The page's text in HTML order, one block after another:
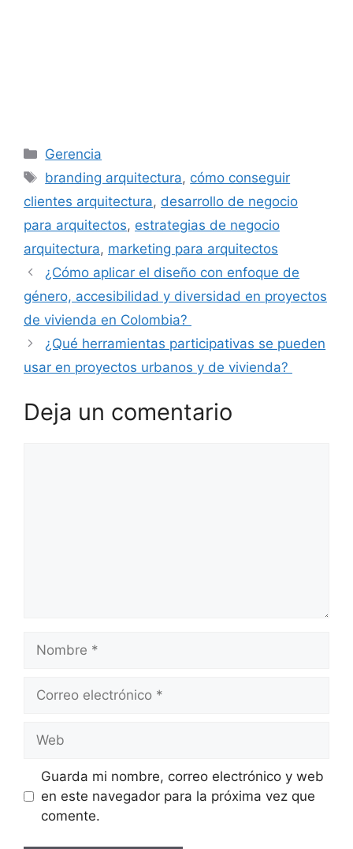
Categorías
Gerencia
Etiquetas
branding arquitectura, cómo conseguir
clientes arquitectura, desarrollo de negocio
para arquitectos, estrategias de negocio
arquitectura, marketing para arquitectos
¿Cómo aplicar el diseño con enfoque de
género, accesibilidad y diversidad en proyectos
de vivienda en Colombia?
¿Qué herramientas participativas se pueden
usar en proyectos urbanos y de vivienda?
Deja un comentario
Nombre
Correo
Web
Guarda mi nombre, correo electrónico y web
en este navegador para la próxima vez que
comente.